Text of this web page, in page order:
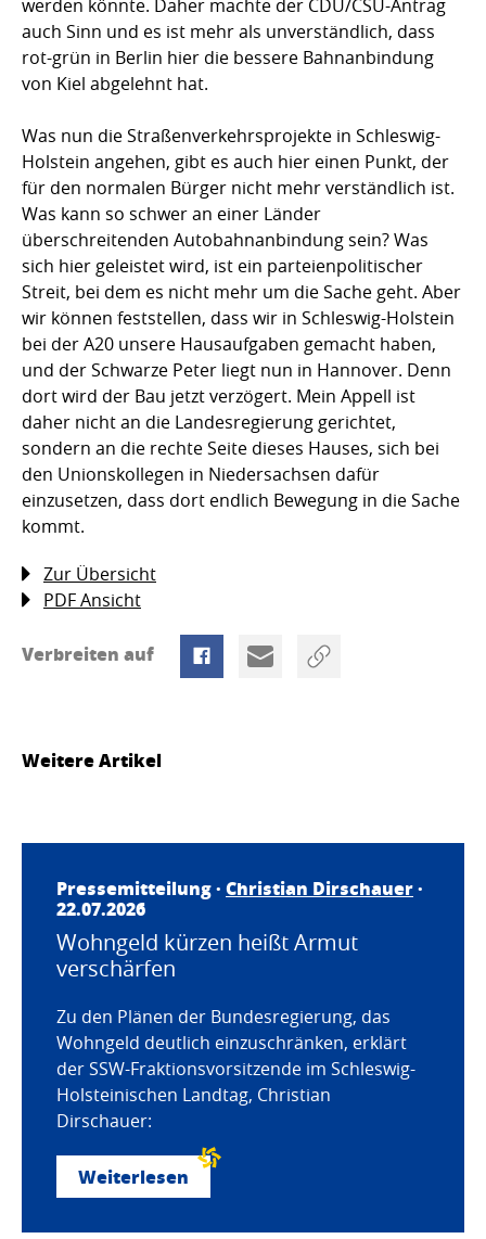
werden könnte. Daher machte der CDU/CSU-Antrag
auch Sinn und es ist mehr als unverständlich, dass
rot-grün in Berlin hier die bessere Bahnanbindung
von Kiel abgelehnt hat.
Was nun die Straßenverkehrsprojekte in Schleswig-
Holstein angehen, gibt es auch hier einen Punkt, der
für den normalen Bürger nicht mehr verständlich ist.
Was kann so schwer an einer Länder
überschreitenden Autobahnanbindung sein? Was
sich hier geleistet wird, ist ein parteienpolitischer
Streit, bei dem es nicht mehr um die Sache geht. Aber
wir können feststellen, dass wir in Schleswig-Holstein
bei der A20 unsere Hausaufgaben gemacht haben,
und der Schwarze Peter liegt nun in Hannover. Denn
dort wird der Bau jetzt verzögert. Mein Appell ist
daher nicht an die Landesregierung gerichtet,
sondern an die rechte Seite dieses Hauses, sich bei
den Unionskollegen in Niedersachsen dafür
einzusetzen, dass dort endlich Bewegung in die Sache
kommt.
Zur Übersicht
PDF Ansicht
Verbreiten auf
Weitere Artikel
Pressemitteilung · Christian Dirschauer·
22.07.2026
Wohngeld kürzen heißt Armut
verschärfen
Zu den Plänen der Bundesregierung, das
Wohngeld deutlich einzuschränken, erklärt
der SSW-Fraktionsvorsitzende im Schleswig-
Holsteinischen Landtag, Christian
Dirschauer:
Weiterlesen